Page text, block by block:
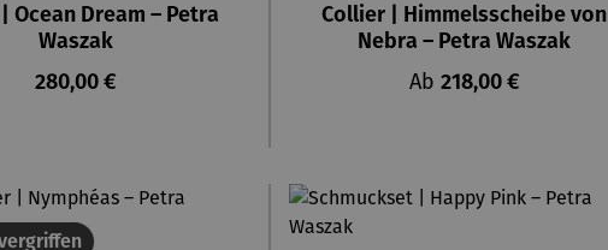
Ocean Dream – Petra
Waszak
Regulärer Preis:
280,00 €
Collier | Himmelsscheibe von
Nebra – Petra Waszak
Regulärer Preis:
Ab 218,00 €